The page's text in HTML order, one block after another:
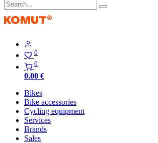
0
0
0.00 €
Bikes
Bike accessories
Cycling equipment
Services
Brands
Sales